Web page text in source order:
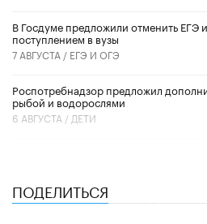
В Госдуме предложили отменить ЕГЭ
поступлением в вузы
7 АВГУСТА / ЕГЭ И ОГЭ
Роспотребнадзор предложил
рыбой и водорослями
6 АВГУСТА / ДЕТИ
ПОДЕЛИТЬСЯ